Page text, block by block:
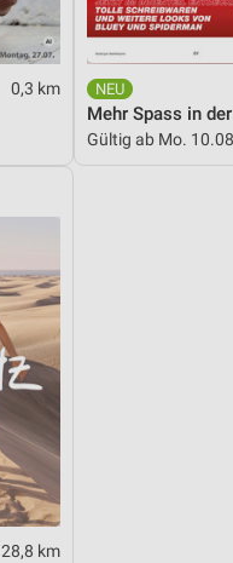
0,3 km
Mehr Spass in
Gültig ab Mo.
28,8 km